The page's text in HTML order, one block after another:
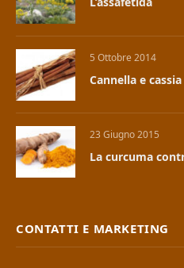
5 Ottobre 2014
Cannella e cassia
23 Giugno 2015
La curcuma
CONTATTI E MARKETING